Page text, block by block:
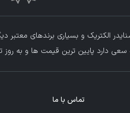
الکتریک و بسیاری برندهای معتبر
دارد پایین ترین قیمت ها و به روز
تماس با ما